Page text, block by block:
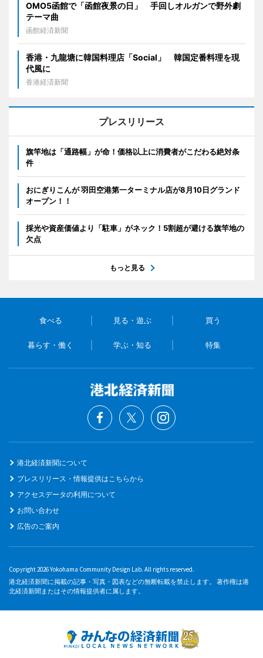
OMO5函館で「函館夜景の日」 手回しオルガンで野外劇
テーマ曲
函館経済新聞
香港・九龍塘に韓国料理店「Social」 韓国定番料理を現
代風に
香港経済新聞
プレスリリース
旗竿地は「通路幅」が命！価格以上に消費者がこだわる絶対条
件
おにぎりこんが 羽田空港第一ターミナル店が8月10日グランド
オープン！！
採光や資産価値より「駐車」がネック！5割超が避ける旗竿地の
欠点
もっと見る
食べる 見る・遊ぶ 買う
暮らす・働く 学ぶ・知る 特集
港北経済新聞について
プレスリリース・情報提供はこちらから
アクセスデータの利用について
お問い合わせ
広告のご案内
Copyright 2026 Yokohama Community Design Lab. All rights reserved.
港北経済新聞に掲載の記事・写真・図表などの無断転載を禁止します。 著作権は港
北経済新聞またはその情報提供者に属します。